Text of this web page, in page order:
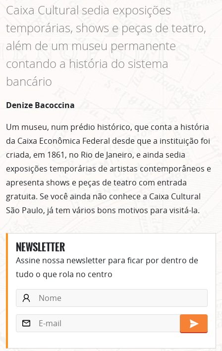
Caixa Cultural sedia exposições
temporárias, shows e peças de teatro,
além de um museu permanente
contando a história do sistema
bancário
Denize Bacoccina
Um museu, num prédio histórico, que conta a história
da Caixa Econômica Federal desde que a instituição foi
criada, em 1861, no Rio de Janeiro, e ainda sedia
exposições temporárias de artistas contemporâneos e
apresenta shows e peças de teatro com entrada
gratuita. Se você ainda não conhece a Caixa Cultural
São Paulo, já tem vários bons motivos para visitá-la.
NEWSLETTER
Assine nossa newsletter para ficar por dentro de
tudo o que rola no centro